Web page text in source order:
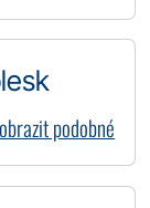
podobné